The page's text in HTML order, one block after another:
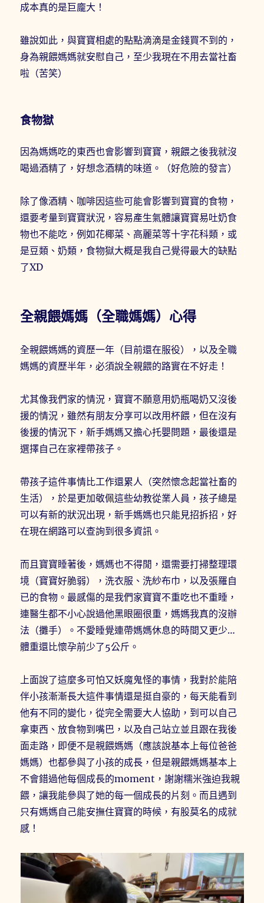
成本真的是巨龐大！
雖說如此，與寶寶相處的點點滴滴是金錢買不到的，
身為親餵媽媽就安慰自己，至少我現在不用去當社畜
啦（苦笑）
食物獄
因為媽媽吃的東西也會影響到寶寶，親餵之後我就沒
喝過酒精了，好想念酒精的味道。（好危險的發言）
除了像酒精、咖啡因這些可能會影響到寶寶的食物，
還要考量到寶寶狀況，容易產生氣體讓寶寶易吐奶食
物也不能吃，例如花椰菜、高麗菜等十字花科類，或
是豆類、奶類，食物獄大概是我自己覺得最大的缺點
了XD
全親餵媽媽（全職媽媽）心得
全親餵媽媽的資歷一年（目前還在服役），以及全職
媽媽的資歷半年，必須說全親餵的路實在不好走！
尤其像我們家的情況，寶寶不願意用奶瓶喝奶又沒後
援的情況，雖然有朋友分享可以改用杯餵，但在沒有
後援的情況下，新手媽媽又擔心托嬰問題，最後還是
選擇自己在家裡帶孩子。
帶孩子這件事情比工作還累人（突然懷念起當社畜的
生活），於是更加敬佩這些幼教從業人員，孩子總是
可以有新的狀況出現，新手媽媽也只能見招拆招，好
在現在網路可以查詢到很多資訊。
而且寶寶睡著後，媽媽也不得閒，還需要打掃整理環
境（寶寶好脆弱），洗衣服、洗紗布巾，以及張羅自
已的食物。最感傷的是我們家寶寶不重吃也不重睡，
連醫生都不小心說過他黑眼圈很重，媽媽我真的沒辦
法（攤手）。不愛睡覺連帶媽媽休息的時間又更少…
體重還比懷孕前少了5公斤。
上面說了這麼多可怕又妖魔鬼怪的事情，我對於能陪
伴小孩漸漸長大這件事情還是挺自豪的，每天能看到
他有不同的變化，從完全需要大人協助，到可以自己
拿東西、放食物到嘴巴，以及自己站立並且跟在我後
面走路，即便不是親餵媽媽（應該說基本上每位爸爸
媽媽）也都參與了小孩的成長，但是親餵媽媽基本上
不會錯過他每個成長的moment，謝謝糯米強迫我親
餵，讓我能參與了她的每一個成長的片刻。而且遇到
只有媽媽自己能安撫住寶寶的時候，有股莫名的成就
感！